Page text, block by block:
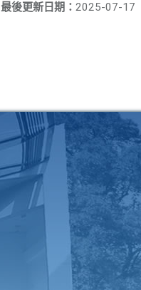
最後更新日期： 2025-07-17